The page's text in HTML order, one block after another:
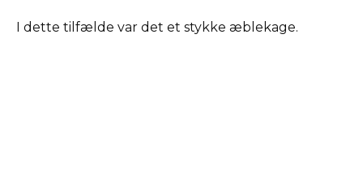
I dette tilfælde var det et stykke æblekage.